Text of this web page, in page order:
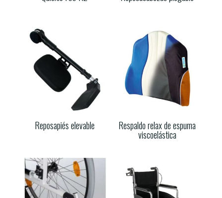
Reposapiés elevable Respaldo relax de espuma
viscoelástica